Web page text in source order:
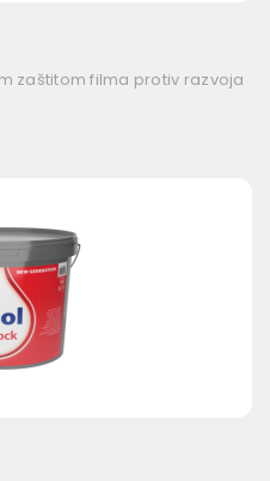
zaštitom filma protiv razvoja